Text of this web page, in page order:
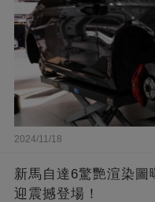
2024/11/18
新馬自達6驚艷渲染
迎震撼登場！